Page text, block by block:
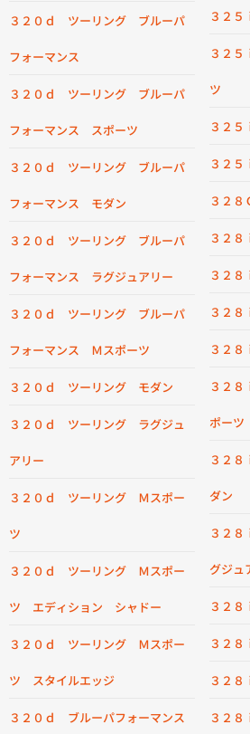
３２０ｄ ツーリング ブルーパ
フォーマンス
３２０ｄ ツーリング ブルーパ
フォーマンス スポーツ
３２０ｄ ツーリング ブルーパ
フォーマンス モダン
３２０ｄ ツーリング ブルーパ
フォーマンス ラグジュアリー
３２０ｄ ツーリング ブルーパ
フォーマンス Ｍスポーツ
３２０ｄ ツーリング モダン
３２０ｄ ツーリング ラグジュ
アリー
３２０ｄ ツーリング Ｍスポー
ツ
３２０ｄ ツーリング Ｍスポー
ツ エディション シャドー
３２０ｄ ツーリング Ｍスポー
ツ スタイルエッジ
３２０ｄ ブルーパフォーマンス
３２
３２
ツ
３２
３２
３２
３２８
３２
３２
３２
３２
ポーツ
３２
ダン
３２
グジュ
３２
３２
３２
３２